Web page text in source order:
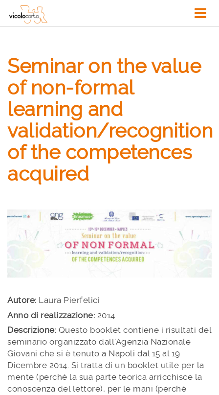
Seminar on the value
of non-formal
learning and
validation/recognition
of the competences
acquired
Autore: Laura Pierfelici
Anno di realizzazione: 2014
Descrizione: Questo booklet contiene i risultati del
seminario organizzato dall'Agenzia Nazionale
Giovani che si è tenuto a Napoli dal 15 al 19
Dicembre 2014. Si tratta di un booklet utile per la
mente (perché la sua parte teorica arricchisce la
conoscenza del lettore), per le mani (perché